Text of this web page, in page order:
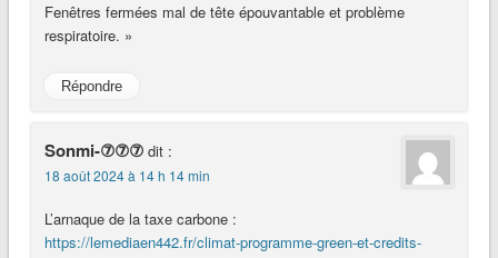
Fenêtres fermées mal de tête épouvantable et problème
respiratoire. »
Répondre
Sonmi-⑦⑦⑦ dit :
18 août 2024 à 14 h 14 min
L’arnaque de la taxe carbone :
https://lemediaen442.fr/climat-programme-green-et-credits-